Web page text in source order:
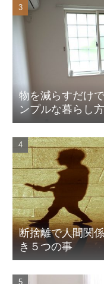
物を減らすだけ
ンプルな暮らし方
断捨離で人間関
き５つの事